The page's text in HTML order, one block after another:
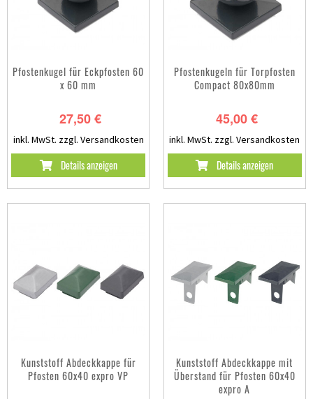
Pfostenkugel für Eckpfosten 60
x 60 mm
27,50 €
inkl. MwSt. zzgl. Versandkosten
Details anzeigen
Pfostenkugeln für Torpfosten
Compact 80x80mm
45,00 €
inkl. MwSt. zzgl. Versandkosten
Details anzeigen
Kunststoff Abdeckkappe für
Pfosten 60x40 expro VP
Kunststoff Abdeckkappe mit
Überstand für Pfosten 60x40
expro A